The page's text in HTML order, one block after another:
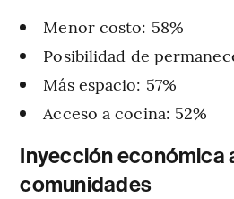
Menor costo: 58%
Posibilidad de
Más espacio: 57%
Acceso a cocina: 52%
Inyección económica
comunidades